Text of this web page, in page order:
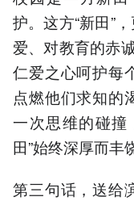
护。这方“新田”
爱、对教育的赤
仁爱之心呵护每
点燃他们求知的
一次思维的碰撞
田”始终深厚而丰
第三句话，送给